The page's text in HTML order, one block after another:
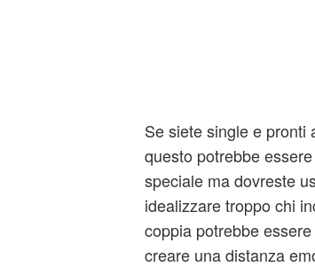
Se siete single e pronti
questo potrebbe
speciale ma dovreste
idealizzare troppo chi
coppia potrebbe
creare una distanza